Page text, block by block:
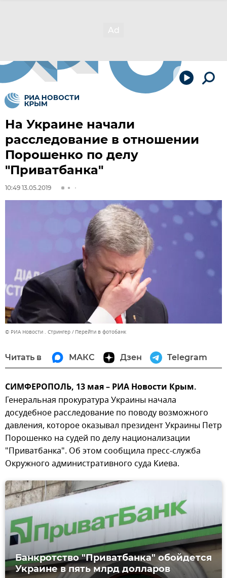
На Украине начали
расследование в отношении
Порошенко по делу
"Приватбанка"
10:49 13.05.2019
© РИА Новости . Стрингер Перейти в фотобанк
Читать в МАКС Дзен Telegram
СИМФЕРОПОЛЬ, 13 мая – РИА Новости Крым.
Генеральная прокуратура Украины начала
досудебное расследование по поводу возможного
давления, которое оказывал президент Украины Петр
Порошенко на судей по делу национализации
"Приватбанка". Об этом сообщила пресс-служба
Окружного административного суда Киева.
Банкротство "Приватбанка" обойдется
Украине в пять млрд долларов